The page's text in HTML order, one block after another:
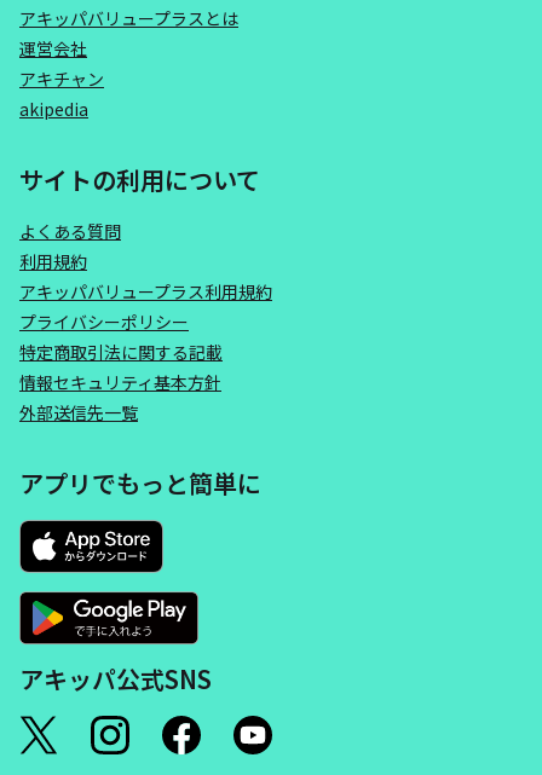
アキッパバリュープラスとは
運営会社
アキチャン
akipedia
サイトの利用について
よくある質問
利用規約
アキッパバリュープラス利用規約
プライバシーポリシー
特定商取引法に関する記載
情報セキュリティ基本方針
外部送信先一覧
アプリでもっと簡単に
アキッパ公式SNS